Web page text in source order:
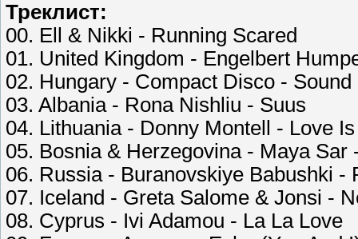
Треклист:
00. Ell & Nikki - Running Scared
01. United Kingdom - Engelbert
02. Hungary - Compact Disco -
03. Albania - Rona Nishliu - Suus
04. Lithuania - Donny Montell - Love
05. Bosnia & Herzegovina - Maya Sar
06. Russia - Buranovskiye Babushki -
07. Iceland - Greta Salome & Jonsi -
08. Cyprus - Ivi Adamou - La La Love